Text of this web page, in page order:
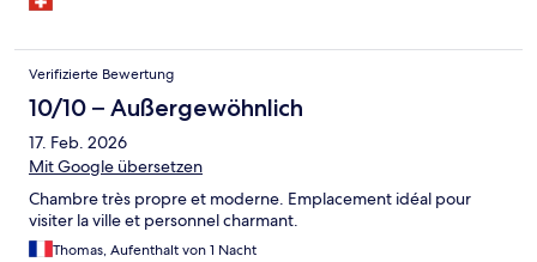
Verifizierte Bewertung
10/10 – Außergewöhnlich
17. Feb. 2026
Mit Google übersetzen
Chambre très propre et moderne. Emplacement idéal pour
visiter la ville et personnel charmant.
Thomas, Aufenthalt von 1 Nacht